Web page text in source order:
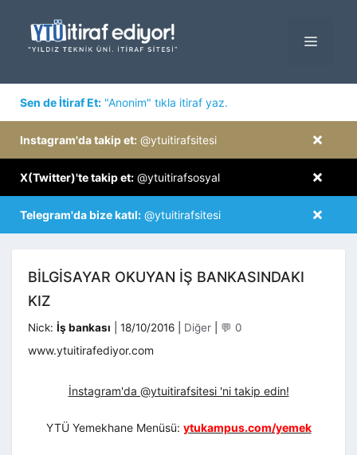
MENÜ
Sen de İtiraf Et: "Anonim" tıkla itiraf yaz.
×
Instagram'da takip et: @ytuitirafsitesi
×
X(Twitter)'te takip et: @ytuitirafsosyal
×
Telegram'da bize katıl: @ytuitirafsitesi
BILGISAYAR OKUYAN IŞ BANKASINDAKI
KIZ
Nick: İş bankası 18/10/2016 Kategoriler
Diğer 💬 0
www.ytuitirafediyor.com
İnstagram'da @ytuitirafsitesi 'ni takip edin!
YTÜ Yemekhane Menüsü: ytukampus.com/yemek